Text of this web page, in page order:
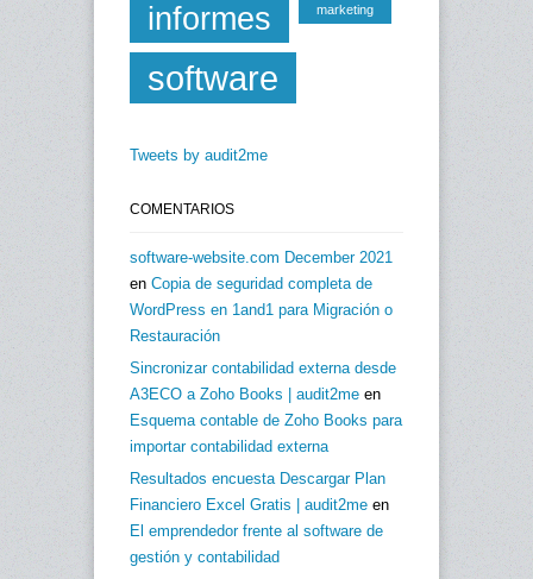
informes marketing
software
Tweets by audit2me
COMENTARIOS
software-website.com December 2021
en Copia de seguridad completa de
WordPress en 1and1 para Migración o
Restauración
Sincronizar contabilidad externa desde
A3ECO a Zoho Books | audit2me en
Esquema contable de Zoho Books para
importar contabilidad externa
Resultados encuesta Descargar Plan
Financiero Excel Gratis | audit2me en
El emprendedor frente al software de
gestión y contabilidad